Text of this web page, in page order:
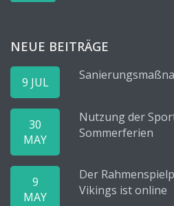
NEUE BEITRÄGE
9 JUL
30
MAY
Nutzung der
Sommerferien
9
MAY
Der
Vikings ist online